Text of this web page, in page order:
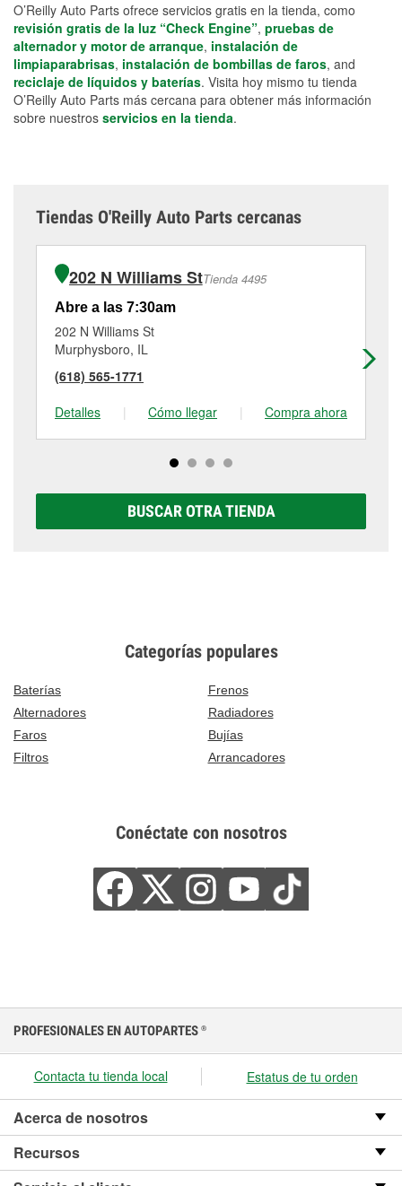
O’Reilly Auto Parts ofrece servicios gratis en la tienda, como
revisión gratis de la luz “Check Engine”, pruebas de
alternador y motor de arranque, instalación de
limpiaparabrisas, instalación de bombillas de faros, and
reciclaje de líquidos y baterías. Visita hoy mismo tu tienda
O’Reilly Auto Parts más cercana para obtener más información
sobre nuestros servicios en la tienda.
Tiendas O'Reilly Auto Parts cercanas
202 N Williams StTienda 4495
Abre a las 7:30am
202 N Williams St
Murphysboro, IL
(618) 565-1771
Detalles
| Cómo llegar | Compra ahora
BUSCAR OTRA TIENDA
Categorías populares
Baterías
Frenos
Alternadores
Radiadores
Faros
Bujías
Filtros
Arrancadores
Conéctate con nosotros
PROFESIONALES EN AUTOPARTES ®
Contacta tu tienda local Estatus de tu orden
Acerca de nosotros
Recursos